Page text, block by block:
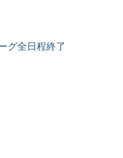
グ全日程終了